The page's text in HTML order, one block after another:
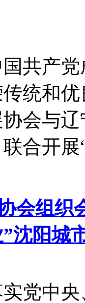
共产
统和
会与
合开
会组织
沈阳城
党中